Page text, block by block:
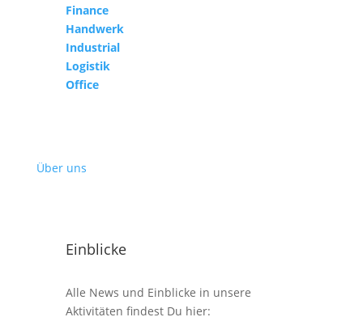
Finance
Handwerk
Industrial
Logistik
Office
Über uns
Einblicke
Alle News und Einblicke in unsere
Aktivitäten findest Du hier: